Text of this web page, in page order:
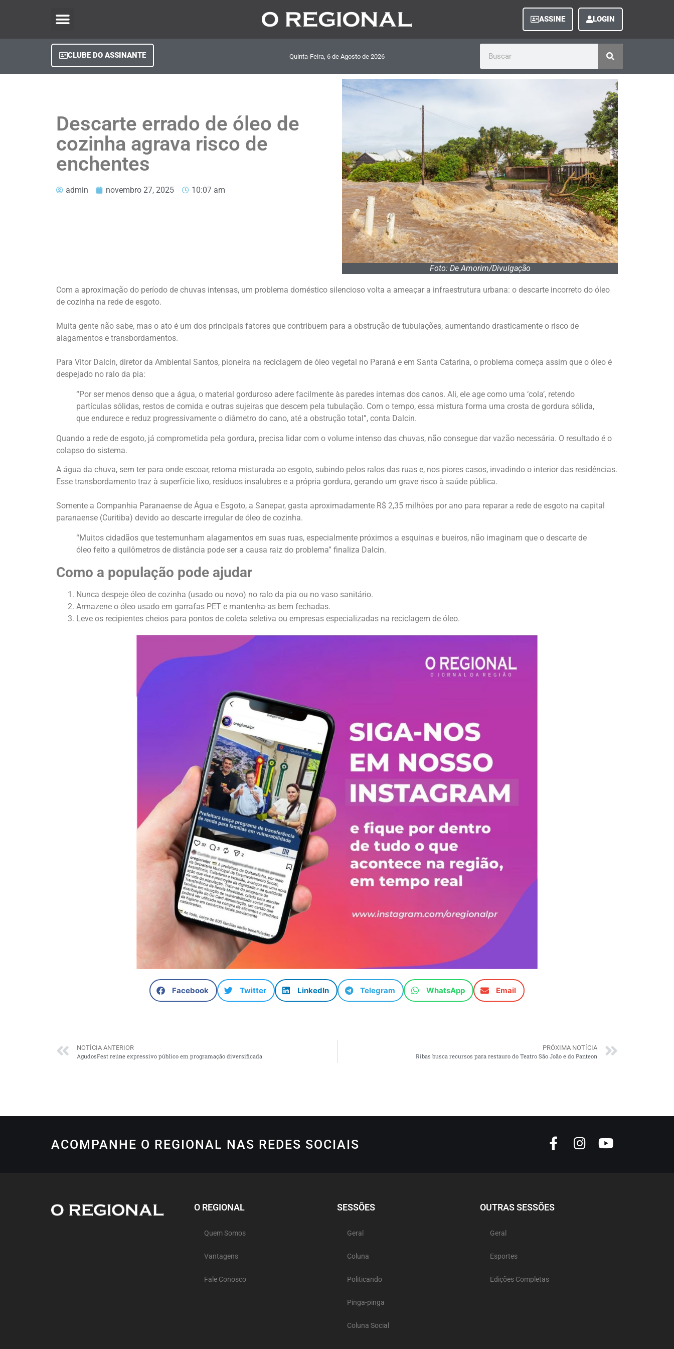
ASSINE LOGIN
CLUBE DO ASSINANTE Quinta-Feira, 6 de Agosto de 2026
Descarte errado de óleo de
cozinha agrava risco de
enchentes
admin novembro 27, 2025 10:07 am
Foto: De Amorim/Divulgação
Com a aproximação do período de chuvas intensas, um problema doméstico silencioso volta a ameaçar a infraestrutura urbana: o descarte incorreto do óleo
de cozinha na rede de esgoto.
Muita gente não sabe, mas o ato é um dos principais fatores que contribuem para a obstrução de tubulações, aumentando drasticamente o risco de
alagamentos e transbordamentos.
Para Vitor Dalcin, diretor da Ambiental Santos, pioneira na reciclagem de óleo vegetal no Paraná e em Santa Catarina, o problema começa assim que o óleo é
despejado no ralo da pia:
“Por ser menos denso que a água, o material gorduroso adere facilmente às paredes internas dos canos. Ali, ele age como uma ‘cola’, retendo
partículas sólidas, restos de comida e outras sujeiras que descem pela tubulação. Com o tempo, essa mistura forma uma crosta de gordura sólida,
que endurece e reduz progressivamente o diâmetro do cano, até a obstrução total”, conta Dalcin.
Quando a rede de esgoto, já comprometida pela gordura, precisa lidar com o volume intenso das chuvas, não consegue dar vazão necessária. O resultado é o
colapso do sistema.
A água da chuva, sem ter para onde escoar, retorna misturada ao esgoto, subindo pelos ralos das ruas e, nos piores casos, invadindo o interior das residências.
Esse transbordamento traz à superfície lixo, resíduos insalubres e a própria gordura, gerando um grave risco à saúde pública.
Somente a Companhia Paranaense de Água e Esgoto, a Sanepar, gasta aproximadamente R$ 2,35 milhões por ano para reparar a rede de esgoto na capital
paranaense (Curitiba) devido ao descarte irregular de óleo de cozinha.
“Muitos cidadãos que testemunham alagamentos em suas ruas, especialmente próximos a esquinas e bueiros, não imaginam que o descarte de
óleo feito a quilômetros de distância pode ser a causa raiz do problema” finaliza Dalcin.
Como a população pode ajudar
Nunca despeje óleo de cozinha (usado ou novo) no ralo da pia ou no vaso sanitário.
Armazene o óleo usado em garrafas PET e mantenha-as bem fechadas.
Leve os recipientes cheios para pontos de coleta seletiva ou empresas especializadas na reciclagem de óleo.
Facebook Twitter LinkedIn Telegram WhatsApp Email
NOTÍCIA ANTERIOR
AgudosFest reúne expressivo público em programação diversificada
PRÓXIMA NOTÍCIA
Ribas busca recursos para restauro do Teatro São João e do Panteon
ACOMPANHE O REGIONAL NAS REDES SOCIAIS
O REGIONAL
Quem Somos
Vantagens
Fale Conosco
SESSÕES
Geral
Coluna
Politicando
Pinga-pinga
Coluna Social
OUTRAS SESSÕES
Geral
Esportes
Edições Completas